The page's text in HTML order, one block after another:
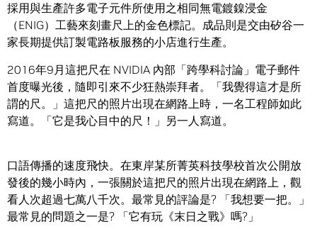
採用與生產許多電子元件所使用之相同無電鍍鎳浸金
（ENIG）工藝來刻畫尺上的金色標記。成品則是交由矽谷一
家長期提供訂製電路板服務的小店進行生產。
2016年9月這把尺在 NVIDIA 內部「跨學科討論」電子郵件
首度曝光後，隨即引來不少狂熱崇拜者。「我覺得這才是所
謂的尺。」這把尺的照片出現在網路上時，一名工程師如此
寫道。「它是我心目中的尺！」另一人寫道。
口語傳播的速度飛快。在東岸某所菁英科技學校首次公開放
發後的幾小時內，一張關於這把尺的照片出現在網路上，觀
看人次超過七萬八千次。最常見的評論是? 「我想要一把。」
最常見的問題之一是? 「它有玩《末日之戰》嗎?」